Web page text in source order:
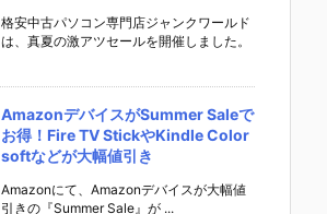
格安中古パソコン専門店ジャンクワールド
は、真夏の激アツセールを開催しました。
AmazonデバイスがSummer Saleで
お得！Fire TV StickやKindle Color
softなどが大幅値引き
Amazonにて、Amazonデバイスが大幅値
引きの『Summer Sale』が ...